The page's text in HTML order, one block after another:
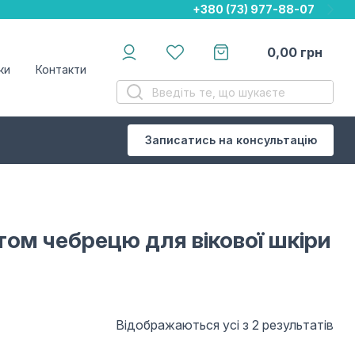
+380 (73) 977-88-07
+380 (73) 977-88-07
+380 (73) 977-88-07
Контакти
0,00 грн
Записатись на консультацію
чебрецю для вікової шкіри
Відображаються усі з 2 результатів